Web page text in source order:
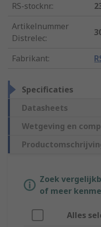
RS-stocknr.:
Artikelnummer
Distrelec:
Fabrikant:
Specificaties
Datasheets
Wetgeving en
Zoek
of meer
Alles